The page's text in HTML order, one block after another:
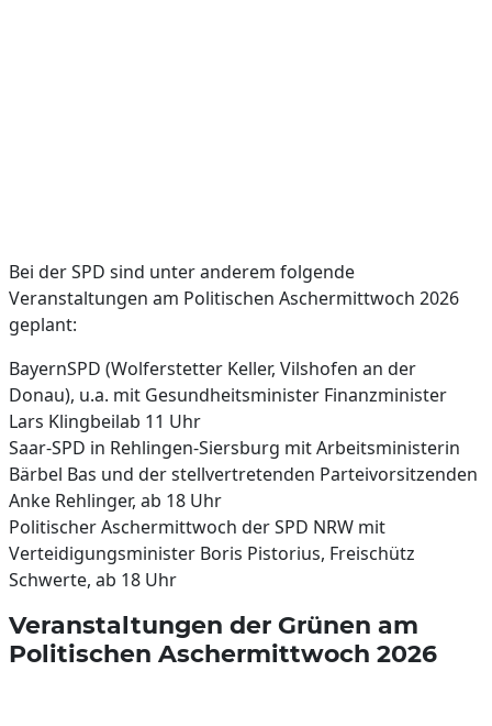
Bei der SPD sind unter anderem folgende
Veranstaltungen am Politischen Aschermittwoch 2026
geplant:
BayernSPD (Wolferstetter Keller, Vilshofen an der
Donau), u.a. mit Gesundheitsminister Finanzminister
Lars Klingbeilab 11 Uhr
Saar-SPD in Rehlingen-Siersburg mit Arbeitsministerin
Bärbel Bas und der stellvertretenden Parteivorsitzenden
Anke Rehlinger, ab 18 Uhr
Politischer Aschermittwoch der SPD NRW mit
Verteidigungsminister Boris Pistorius, Freischütz
Schwerte, ab 18 Uhr
Veranstaltungen der Grünen am
Politischen Aschermittwoch 2026